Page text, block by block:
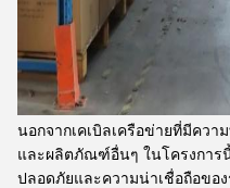
นอกจากเคเบิลเครือข่ายที่มีคว
และผลิตภัณฑ์อื่นๆ ในโครงการ
ปลอดภัยและความน่าเชื่อถือขอ